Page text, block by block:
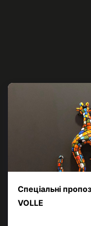
VOLLE
Гарнітур душовий
Назад